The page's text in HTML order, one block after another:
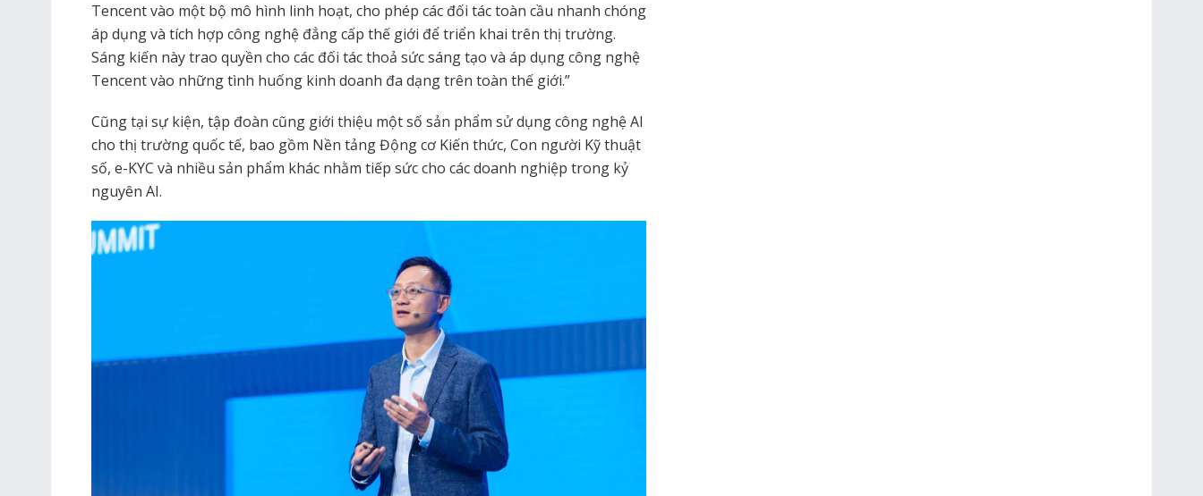
Tencent vào một bộ mô hình linh hoạt, cho phép các đối tác toàn cầu nhanh chóng
áp dụng và tích hợp công nghệ đẳng cấp thế giới để triển khai trên thị trường.
Sáng kiến này trao quyền cho các đối tác thoả sức sáng tạo và áp dụng công nghệ
Tencent vào những tình huống kinh doanh đa dạng trên toàn thế giới.”
Cũng tại sự kiện, tập đoàn cũng giới thiệu một số sản phẩm sử dụng công nghệ AI
cho thị trường quốc tế, bao gồm Nền tảng Động cơ Kiến thức, Con người Kỹ thuật
số, e-KYC và nhiều sản phẩm khác nhằm tiếp sức cho các doanh nghiệp trong kỷ
nguyên AI.